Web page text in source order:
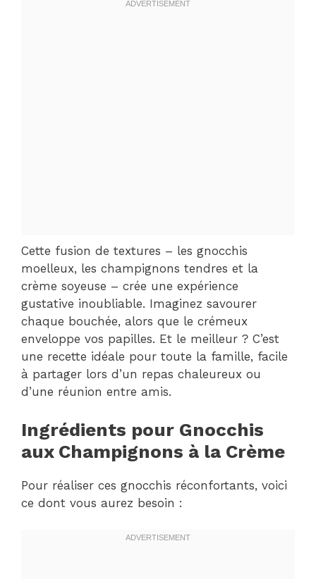
Cette fusion de textures – les gnocchis
moelleux, les champignons tendres et la
crème soyeuse – crée une expérience
gustative inoubliable. Imaginez savourer
chaque bouchée, alors que le crémeux
enveloppe vos papilles. Et le meilleur ? C’est
une recette idéale pour toute la famille, facile
à partager lors d’un repas chaleureux ou
d’une réunion entre amis.
Ingrédients pour Gnocchis
aux Champignons à la Crème
Pour réaliser ces gnocchis réconfortants, voici
ce dont vous aurez besoin :